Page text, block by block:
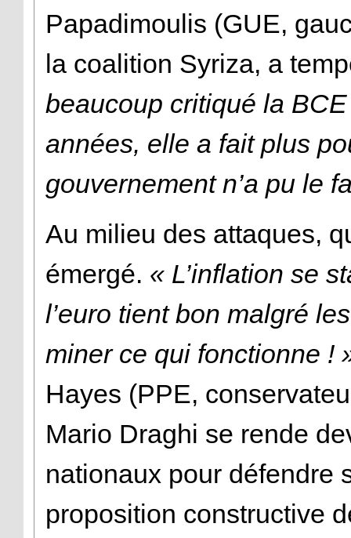
Papadimoulis (GUE,
la coalition Syriza, a
beaucoup critiqué la
années, elle a fait plus
gouvernement n’a pu le
Au milieu des attaques,
émergé. « L’inflation se
l’euro tient bon malgré
miner ce qui fonctionne !
Hayes (PPE,
Mario Draghi se rende
nationaux pour défendre
proposition constructive